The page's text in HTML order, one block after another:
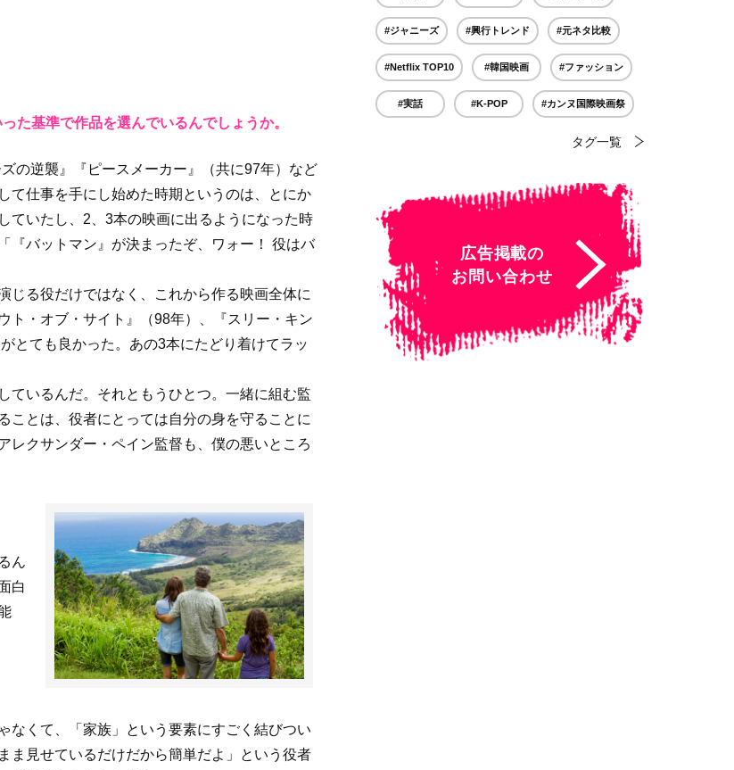
た基準で作品を選んでいるんでしょうか。
の逆襲』『ピースメーカー』（共に97年）など
て仕事を手にし始めた時期というのは、とにか
ていたし、2、3本の映画に出るようになった時
『バットマン』が決まったぞ、ワォー！ 役はバ
じる役だけではなく、これから作る映画全体に
ト・オブ・サイト』（98年）、『スリー・キン
とても良かった。あの3本にたどり着けてラッ
ているんだ。それともうひとつ。一緒に組む監
ことは、役者にとっては自分の身を守ることに
レクサンダー・ペイン監督も、僕の悪いところ
ん
白
なくて、「家族」という要素にすごく結びつい
ま見せているだけだから簡単だよ」という役者
#ジャニーズ #興行トレンド #元ネタ比較
#Netflix TOP10 #韓国映画 #ファッション
#実話 #K-POP #カンヌ国際映画祭
タグ一覧
広告掲載の
お問い合わせ